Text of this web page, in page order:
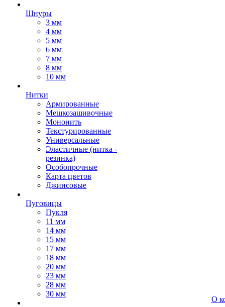
Шнуры
3 мм
4 мм
5 мм
6 мм
7 мм
8 мм
10 мм
Нитки
Армированные
Мешкозашивочные
Мононить
Текстурированные
Универсальные
Эластичные (нитка -
резинка)
Особопрочные
Карта цветов
Джинсовые
Пуговицы
Пукля
11 мм
14 мм
15 мм
17 мм
18 мм
20 мм
23 мм
28 мм
30 мм
О